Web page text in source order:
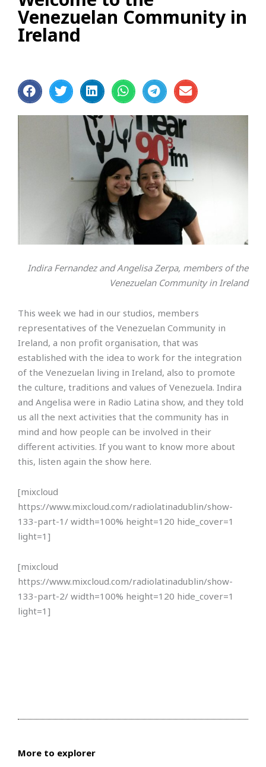
Venezuelan Community in
Ireland
Indira Fernandez and Angelisa Zerpa, members of the
Venezuelan Community in Ireland
This week we had in our studios, members
representatives of the Venezuelan Community in
Ireland, a non profit organisation, that was
established with the idea to work for the integration
of the Venezuelan living in Ireland, also to promote
the culture, traditions and values of Venezuela. Indira
and Angelisa were in Radio Latina show, and they told
us all the next activities that the community has in
mind and how people can be involved in their
different activities. If you want to know more about
this, listen again the show here.
[mixcloud
https://www.mixcloud.com/radiolatinadublin/show-
133-part-1/ width=100% height=120 hide_cover=1
light=1]
[mixcloud
https://www.mixcloud.com/radiolatinadublin/show-
133-part-2/ width=100% height=120 hide_cover=1
light=1]
More to explorer